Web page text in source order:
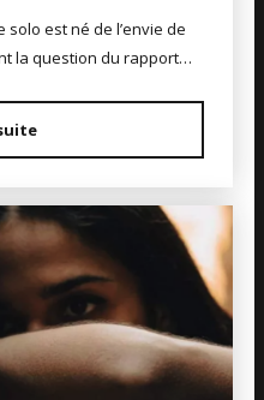
solo est né de l’envie de
la question du rapport…